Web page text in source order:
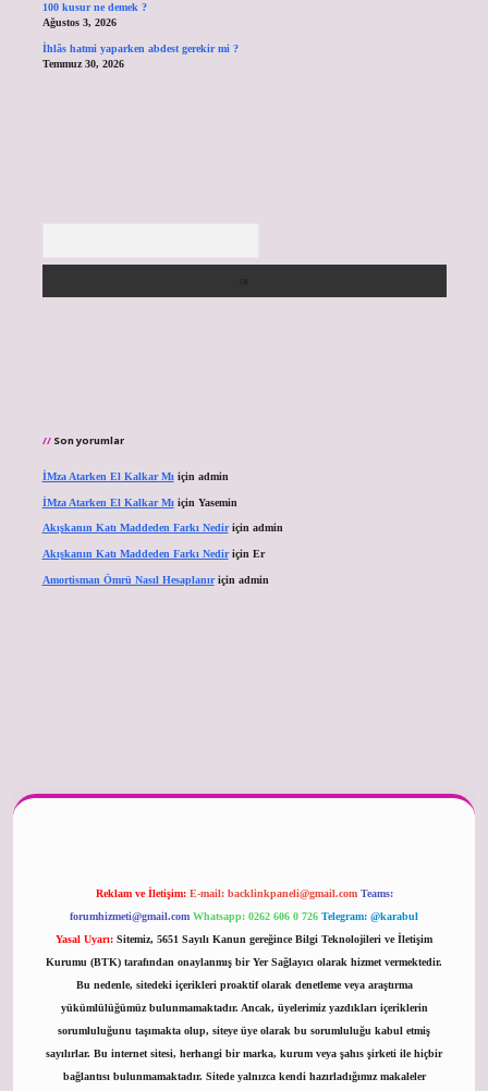
100 kusur ne demek ?
Ağustos 3, 2026
İhlâs hatmi yaparken abdest gerekir mi ?
Temmuz 30, 2026
Son yorumlar
İMza Atarken El Kalkar Mıiçin admin
İMza Atarken El Kalkar Mıiçin Yasemin
Akışkanın Katı Maddeden Farkı Nediriçin admin
Akışkanın Katı Maddeden Farkı Nediriçin Er
Amortisman Ömrü Nasıl Hesaplanıriçin admin
Reklam ve İletişim: E-mail: backlinkpaneli@gmail.com Teams:
forumhizmeti@gmail.com Whatsapp: 0262 606 0 726 Telegram: @karabul
Yasal Uyarı: Sitemiz, 5651 Sayılı Kanun gereğince Bilgi Teknolojileri ve İletişim
Kurumu (BTK) tarafından onaylanmış bir Yer Sağlayıcı olarak hizmet vermektedir.
Bu nedenle, sitedeki içerikleri proaktif olarak denetleme veya araştırma
yükümlülüğümüz bulunmamaktadır. Ancak, üyelerimiz yazdıkları içeriklerin
sorumluluğunu taşımakta olup, siteye üye olarak bu sorumluluğu kabul etmiş
sayılırlar. Bu internet sitesi, herhangi bir marka, kurum veya şahıs şirketi ile hiçbir
bağlantısı bulunmamaktadır. Sitede yalnızca kendi hazırladığımız makaleler